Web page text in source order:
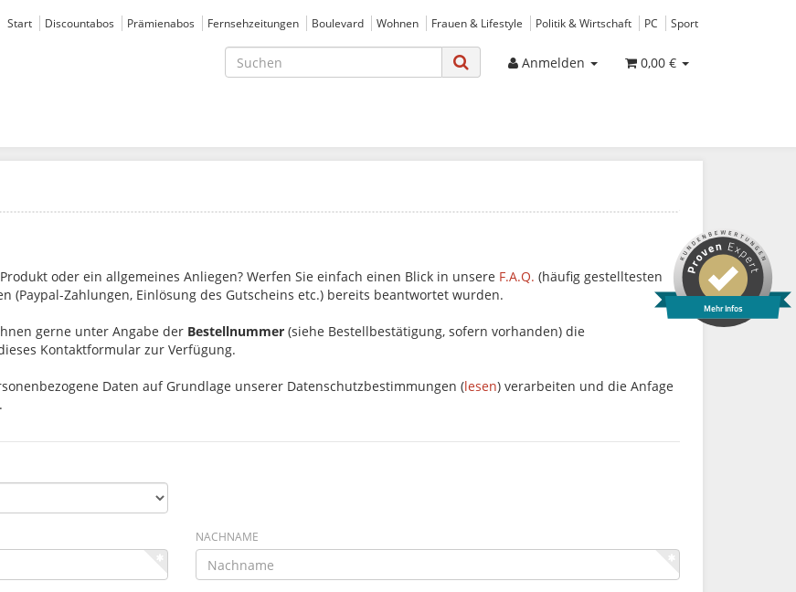
Mehr Infos
Start Discountabos Prämienabos Fernsehzeitungen Boulevard Wohnen Frauen & Lifestyle Politik & Wirtschaft PC Sport
Anmelden 0,00 €
oder ein allgemeines Anliegen? Werfen Sie einfach einen Blick in unsere F.A.Q. (häufig gestelltesten
(Paypal-Zahlungen, Einlösung des Gutscheins etc.) bereits beantwortet wurden.
gerne unter Angabe der Bestellnummer (siehe Bestellbestätigung, sofern vorhanden) die
Kontaktformular zur Verfügung.
Daten auf Grundlage unserer Datenschutzbestimmungen (lesen) verarbeiten und die Anfage
NACHNAME